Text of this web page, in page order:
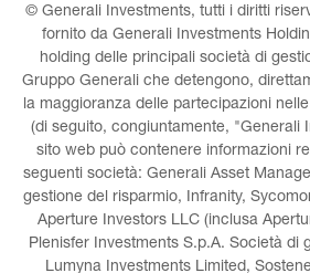
© Generali Investments, tutti i diritti
fornito da Generali Investments
holding delle principali società di
Gruppo Generali che detengono,
la maggioranza delle partecipazioni
(di seguito, congiuntamente, "Generali
sito web può contenere informazioni
seguenti società: Generali Asset
gestione del risparmio, Infranity,
Aperture Investors LLC (inclusa
Plenisfer Investments S.p.A. Società di
Lumyna Investments Limited,